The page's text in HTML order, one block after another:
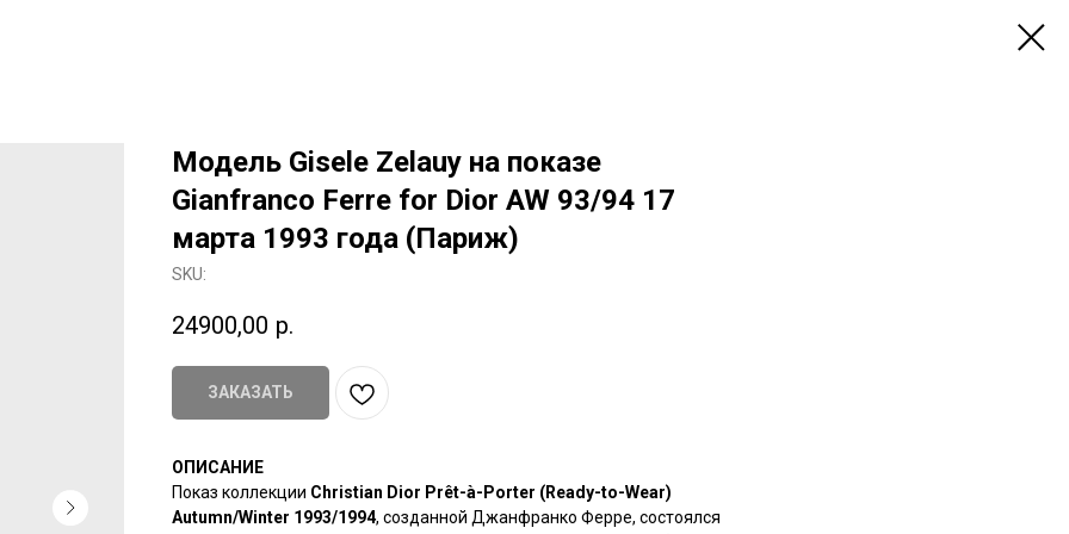
Модель Gisele Zelauy на показе
Gianfranco Ferre for Dior AW 93/94 17
марта 1993 года (Париж)
SKU:
24900,00 р.
ЗАКАЗАТЬ
ОПИСАНИЕ
Показ коллекции Christian Dior Prêt-à-Porter (Ready-to-Wear)
Autumn/Winter 1993/1994, созданной Джанфранко Ферре, состоялся